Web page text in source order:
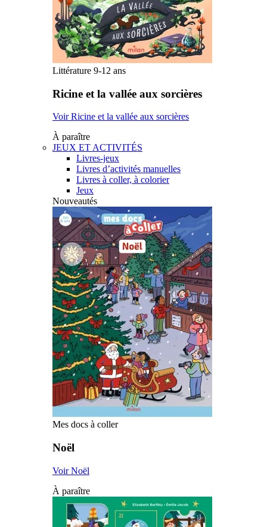
Littérature 9-12 ans
Ricine et la vallée aux sorcières
Voir Ricine et la vallée aux sorcières
À paraître
JEUX ET ACTIVITÉS
Livres-jeux
Livres d’activités manuelles
Livres à coller, à colorier
Jeux
Nouveautés
Mes docs à coller
Noël
Voir Noël
À paraître